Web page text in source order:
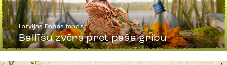
Latvijas Dabas fonds
Ballīšu zvērs pret paša gribu